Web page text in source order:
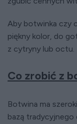
Aby botwinka czy
piękny kolor, do
z cytryny lub octu.
Co zrobić z
Botwina ma
bazą tradycyjnego